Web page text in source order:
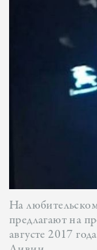
На
предлагают на
августе 2017